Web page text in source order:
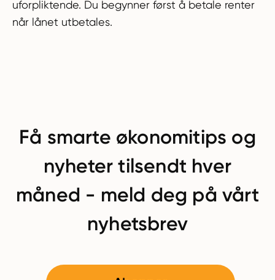
uforpliktende. Du begynner først å betale renter
når lånet utbetales.
Få smarte økonomitips og
nyheter tilsendt hver
måned - meld deg på vårt
nyhetsbrev